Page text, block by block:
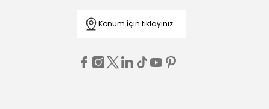
Konum İçin tıklayınız...